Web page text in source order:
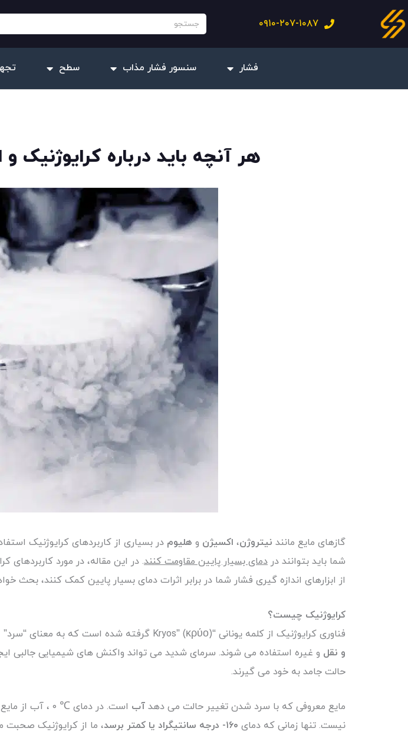
رفتن
به
محتوا
۰۹۱۰-۲۰۷-۱۰۸۷ جستجو
فشار سنسور فشار مذاب سطح
هر آنچه باید درباره کرایوژنیک
گازهای مایع مانند نیتروژن، اکسیژن و هلیوم در بسیاری از کاربردهای کرایوژنیک‌
شما باید بتوانند در دمای بسیار پایین مقاومت کنند. در این مقاله، در مورد
از ابزارهای اندازه گیری فشار شما در برابر اثرات دمای بسیار پایین کمک کنند، بحث
کرایوژنیک چیست؟
فناوری کرایوژنیک از کلمه یونانی “Kryos” (κρύο) گرفته شده است که به معنای “سرد” است. زمینه کاری است که در آن مواد در
و نقل و غیره استفاده می شوند. سرمای شدید می تواند واکنش های شیمیایی جالبی
حالت جامد به خود می گیرند.
مایع معروفی که با سرد شدن تغییر حالت می دهد آب
است. در دمای
نیست. تنها زمانی که دمای ۱۶۰- درجه سانتیگراد یا کمتر برسد
، ما از کرایوژنیک صحبت